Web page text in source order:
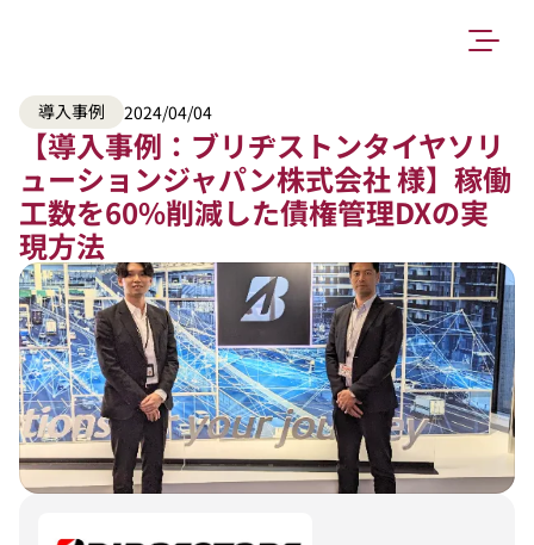
導入事例 2024/04/04
【導入事例：ブリヂストンタイヤソリ
ューションジャパン株式会社 様】稼働
工数を60%削減した債権管理DXの実
現方法